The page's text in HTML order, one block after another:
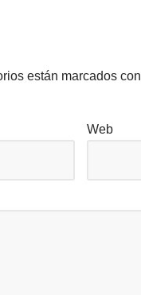
están marcados con
Web